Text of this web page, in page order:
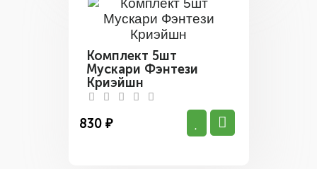
Комплект 5шт
Мускари Фэнтези
Криэйшн
830 ₽